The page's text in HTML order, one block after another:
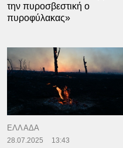
την πυροσβεστική ο
πυροφύλακας»
ΕΛΛΑΔΑ
28.07.2025 13:43